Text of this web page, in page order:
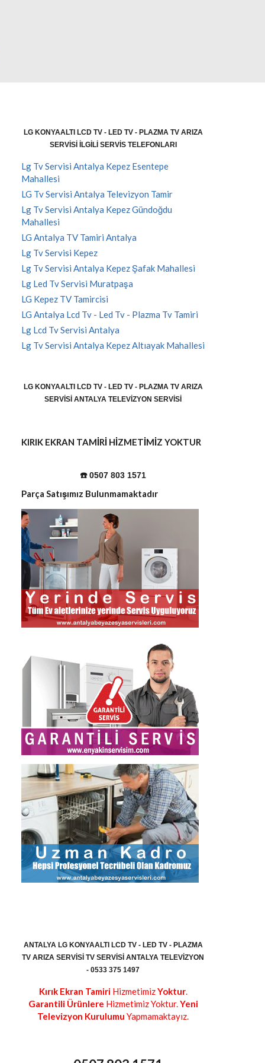
LG KONYAALTI LCD TV - LED TV - PLAZMA TV ARIZA
SERVISI İLGILI SERVIS TELEFONLARI
Lg Tv Servisi Antalya Kepez Esentepe
Mahallesi
LG Tv Servisi Antalya Televizyon Tamir
Lg Tv Servisi Antalya Kepez Gündoğdu
Mahallesi
LG Antalya TV Tamiri Antalya
Lg Tv Servisi Kepez
Lg Tv Servisi Antalya Kepez Şafak Mahallesi
Lg Led Tv Servisi Muratpaşa
LG Kepez TV Tamircisi
LG Antalya Lcd Tv - Led Tv - Plazma Tv Tamiri
Lg Lcd Tv Servisi Antalya
Lg Tv Servisi Antalya Kepez Altıayak Mahallesi
LG KONYAALTI LCD TV - LED TV - PLAZMA TV ARIZA
SERVISI ANTALYA TELEVIZYON SERVISI
KIRIK EKRAN TAMİRİ HİZMETİMİZ YOKTUR
☎️ 0507 803 1571
Parça Satışımız Bulunmamaktadır
ANTALYA LG KONYAALTI LCD TV - LED TV - PLAZMA
TV ARIZA SERVISI TV SERVISI ANTALYA TELEVIZYON
- 0533 375 1497
Kırık Ekran TamiriHizmetimizYoktur.
Garantili Ürünlere Hizmetimiz Yoktur.Yeni
Televizyon Kurulumu Yapmamaktayız.